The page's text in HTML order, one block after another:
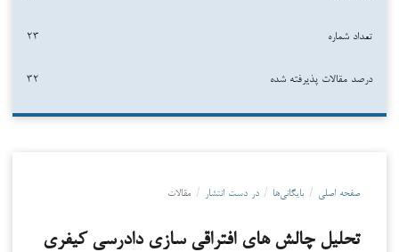
تعداد شماره ۲۳
درصد مقالات پذیرفته شده ۳۲
صفحه اصلی / بایگانی‌ها / در دست انتشار / مقالات
تحلیل چالش های افتراقی سازی دادرسی کیفری